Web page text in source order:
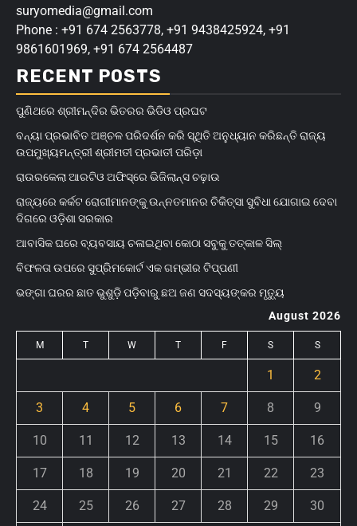
suryomedia@gmail.com
Phone : +91 674 2563778, +91 9438425924, +91
9861601969, +91 674 2564487
RECENT POSTS
ପୁଣିଥରେ ଶ୍ରୀମନ୍ଦିର ଭିତରର ଭିଡିଓ ପ୍ରଘଟ
ବନ୍ୟା ପ୍ରଭାବିତ ଅଞ୍ଚଳ ପରିଦର୍ଶନ କରି ସ୍ଥିତି ଅନୁଧ୍ୟାନ କରିଛନ୍ତି ରାଜ୍ୟ
ଉପମୁଖ୍ୟମନ୍ତ୍ରୀ ଶ୍ରୀମତୀ ପ୍ରଭାତୀ ପରିଡ଼ା
ରାଉରକେଲା ଆରଟିଓ ଅଫିସ୍‌ରେ ଭିଜିଲାନ୍ସ ଚଢ଼ାଉ
ରାଜ୍ୟରେ କର୍କଟ ରୋଗୀମାନଙ୍କୁ ଉନ୍ନତମାନର ଚିକିତ୍ସା ସୁବିଧା ଯୋଗାଇ ଦେବା
ଦିଗରେ ଓଡ଼ିଶା ସରକାର
ଆବାସିକ ଘରେ ବ୍ୟବସାୟ ଚଳାଇଥିବା କୋଠା ସବୁକୁ ତତ୍କାଳ ସିଲ୍‌
ବିଫଳତା ଉପରେ ସୁପ୍ରିମକୋର୍ଟ ଏକ ଗମ୍ଭୀର ଟିପ୍ପଣୀ
ଭଙ୍ଗା ଘରର ଛାତ ଭୁଶୁଡ଼ି ପଡ଼ିବାରୁ ଛଅ ଜଣ ସଦସ୍ୟଙ୍କର ମୃତ୍ୟୁ
August 2026
M T W T F S S
1 2
3 4 5 6 7 8 9
10 11 12 13 14 15 16
17 18 19 20 21 22 23
24 25 26 27 28 29 30